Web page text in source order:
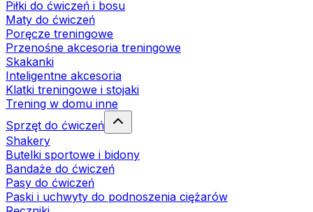
Piłki do ćwiczeń i bosu
Maty do ćwiczeń
Poręcze treningowe
Przenośne akcesoria treningowe
Skakanki
Inteligentne akcesoria
Klatki treningowe i stojaki
Trening w domu inne
Sprzęt do ćwiczeń
Shakery
Butelki sportowe i bidony
Bandaże do ćwiczeń
Pasy do ćwiczeń
Paski i uchwyty do podnoszenia ciężarów